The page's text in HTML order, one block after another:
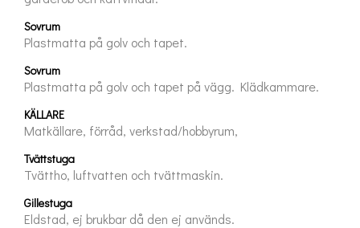
Sovrum
Plastmatta på golv och tapet.
Sovrum
Plastmatta på golv och tapet på vägg. Klädkammare.
KÄLLARE
Matkällare, förråd, verkstad/hobbyrum,
Tvättstuga
Tvättho, luftvatten och tvättmaskin.
Gillestuga
Eldstad, ej brukbar då den ej används.